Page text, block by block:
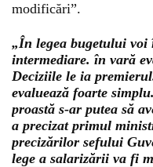
modificări”.
„În legea bugetului
intermediare. în vară
Deciziile le ia
evaluează foarte
proastă s-ar putea să
a precizat primul
precizărilor sefului
lege a salarizării va fi